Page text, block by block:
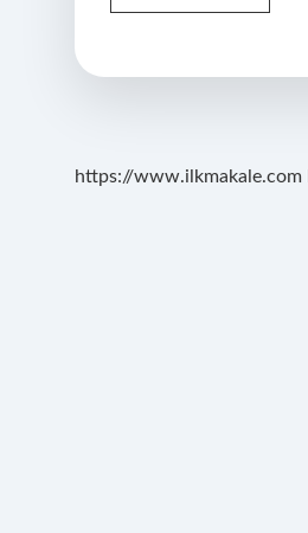
Nasıl
https://www.ilkmakale.com